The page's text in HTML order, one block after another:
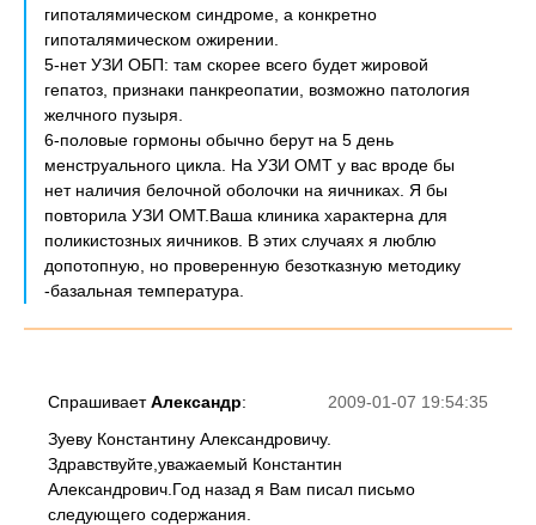
гипоталямическом синдроме, а конкретно
гипоталямическом ожирении.
5-нет УЗИ ОБП: там скорее всего будет жировой
гепатоз, признаки панкреопатии, возможно патология
желчного пузыря.
6-половые гормоны обычно берут на 5 день
менструального цикла. На УЗИ ОМТ у вас вроде бы
нет наличия белочной оболочки на яичниках. Я бы
повторила УЗИ ОМТ.Ваша клиника характерна для
поликистозных яичников. В этих случаях я люблю
допотопную, но проверенную безотказную методику
-базальная температура.
2009-01-07 19:54:35
СпрашиваетАлександр:
Зуеву Константину Александровичу.
Здравствуйте,уважаемый Константин
Александрович.Год назад я Вам писал письмо
следующего содержания.